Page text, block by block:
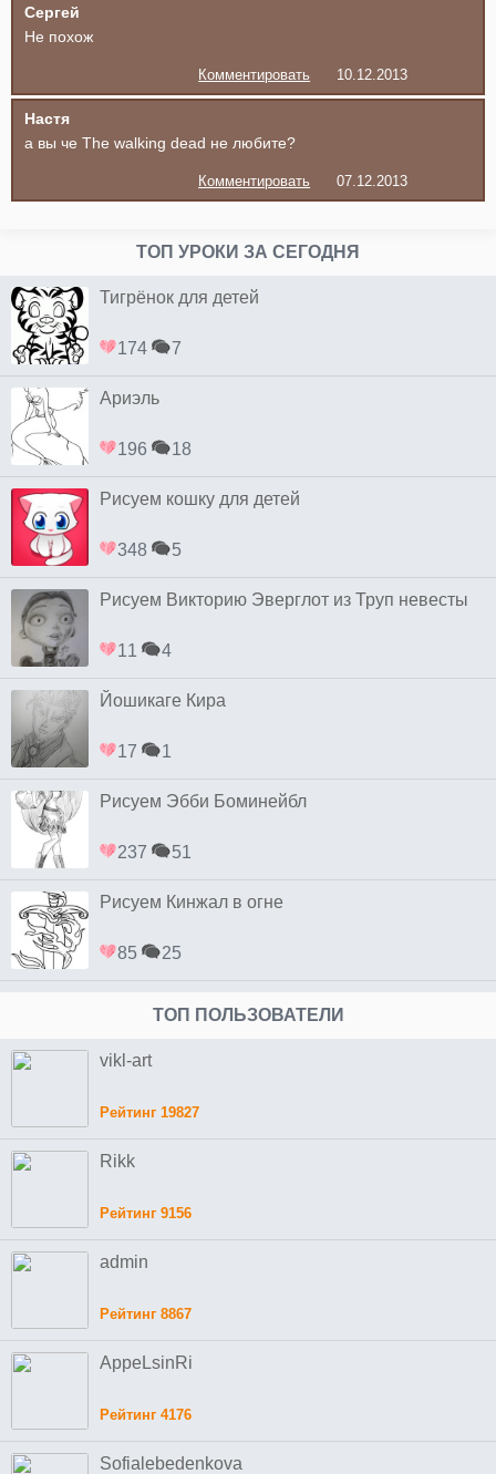
Сергей
Не похож
Комментировать 10.12.2013
Настя
а вы че The walking dead не любите?
Комментировать 07.12.2013
ТОП УРОКИ ЗА СЕГОДНЯ
Тигрёнок для детей
174 7
Ариэль
196 18
Рисуем кошку для детей
348 5
Рисуем Викторию Эверглот из Труп невесты
11 4
Йошикаге Кира
17 1
Рисуем Эбби Боминейбл
237 51
Рисуем Кинжал в огне
85 25
ТОП ПОЛЬЗОВАТЕЛИ
vikl-art
Рейтинг 19827
Rikk
Рейтинг 9156
admin
Рейтинг 8867
AppeLsinRi
Рейтинг 4176
Sofialebedenkova